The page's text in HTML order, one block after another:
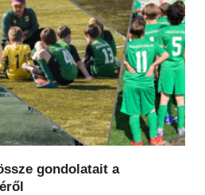
gondolatait a